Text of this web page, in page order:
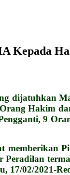
Kepada
dijatuhkan
Hakim
9
17/02/2021-